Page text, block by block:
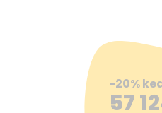
-20%
57